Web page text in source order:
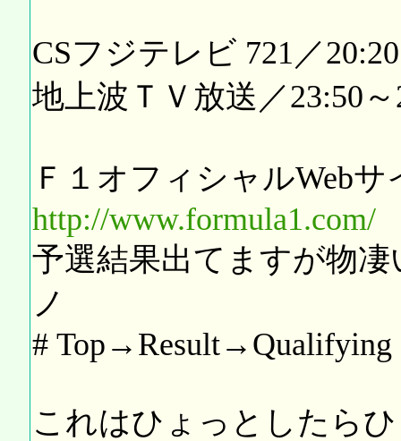
CSフジテレビ 721／
地上波ＴＶ放送／23:50～
Ｆ１オフィシャルWebサ
http://www.formula1.com/
予選結果出てますが物
ノ
# Top→Result→Qualifying
これはひょっとしたら